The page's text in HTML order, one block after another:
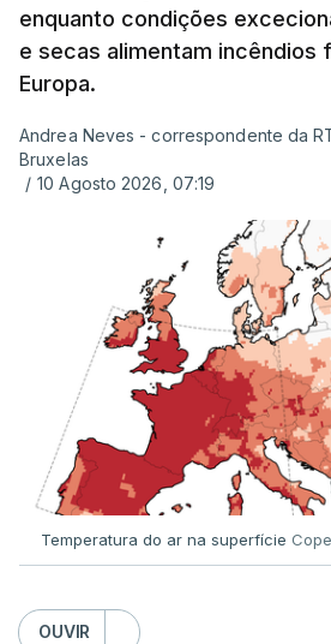
enquanto condições
e secas alimentam incêndios
Europa.
Andrea Neves - correspondente da
Bruxelas
/ 10 Agosto 2026, 07:19
Temperatura do ar na superfície
OUVIR